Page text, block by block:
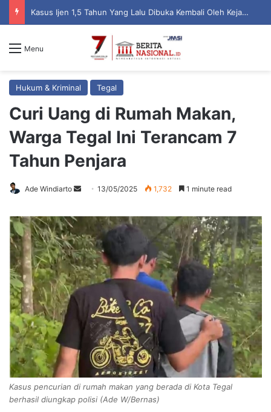
Kasus Ijen 1,5 Tahun Yang Lalu Dibuka Kembali Oleh Kejari, Ada Apa
Menu
Hukum & Kriminal Tegal
Curi Uang di Rumah Makan,
Warga Tegal Ini Terancam 7
Tahun Penjara
Ade Windiarto
n
d
a
n
e
m
i
13/05/2025 1,732 1 minute read
Kasus pencurian di rumah makan yang berada di Kota Tegal
berhasil diungkap polisi (Ade W/Bernas)